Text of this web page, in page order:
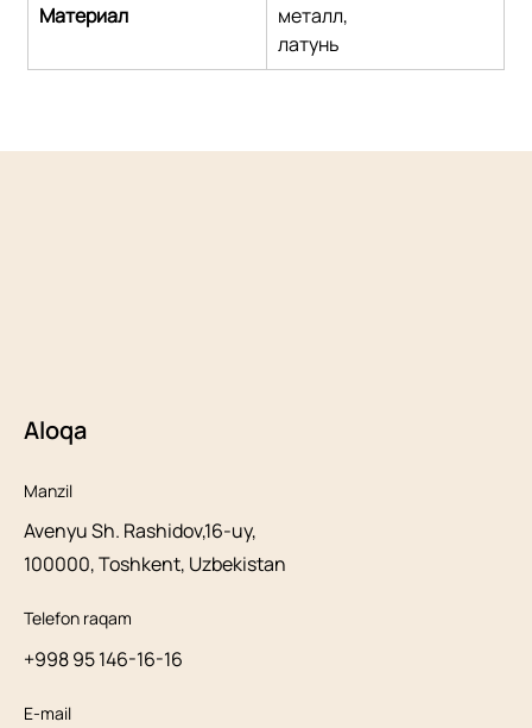
Материал
металл,
латунь
Aloqa
Manzil
Avenyu Sh. Rashidov,16-uy,
100000, Toshkent, Uzbekistan
Telefon raqam
+998 95 146-16-16
E-mail